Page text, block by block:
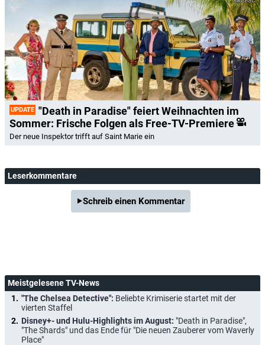
UPDATE "Death in Paradise" feiert Weihnachten im
Sommer: Frische Folgen als Free-TV-Premiere
Der neue Inspektor trifft auf Saint Marie ein
Leserkommentare
Schreib einen Kommentar
Meistgelesene TV-News
"The Chelsea Detective": Beliebte Krimiserie startet mit der
vierten Staffel
Disney+- und Hulu-Highlights im August: "Death in Paradise",
"The Shards" und das Ende für "Die neuen Zauberer vom Waverly
Place"